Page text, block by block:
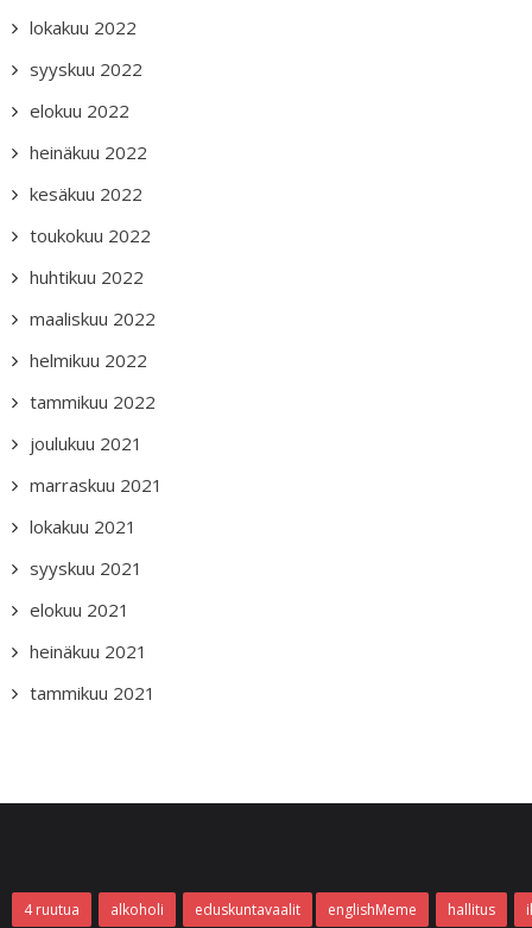
lokakuu 2022
syyskuu 2022
elokuu 2022
heinäkuu 2022
kesäkuu 2022
toukokuu 2022
huhtikuu 2022
maaliskuu 2022
helmikuu 2022
tammikuu 2022
joulukuu 2021
marraskuu 2021
lokakuu 2021
syyskuu 2021
elokuu 2021
heinäkuu 2021
tammikuu 2021
4 ruutua alkoholi eduskuntavaalit englishMeme hallitus